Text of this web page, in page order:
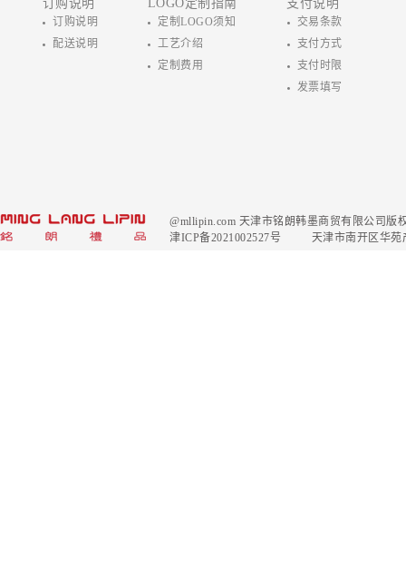
订购说明
订购说明
配送说明
LOGO定制指南
定制LOGO须知
工艺介绍
定制费用
支付说明
交易条款
支付方式
支付时限
发票填写
@mllipin.com 天津市铭朗韩墨商贸有限公司版
津ICP备2021002527号
天津市南开区华苑